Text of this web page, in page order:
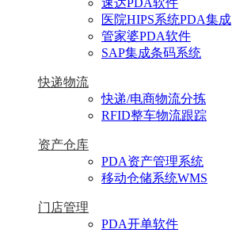
医院HIPS系统PDA集成
管家婆PDA软件
SAP集成条码系统
快递物流
快递/电商物流分拣
RFID整车物流跟踪
资产仓库
PDA资产管理系统
移动仓储系统WMS
门店管理
PDA开单软件